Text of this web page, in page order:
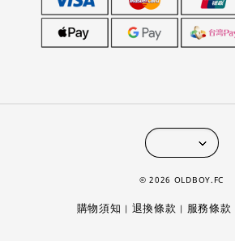
© 2026 OLDBOY.FC
購物須知 | 退換條款 | 服務條款